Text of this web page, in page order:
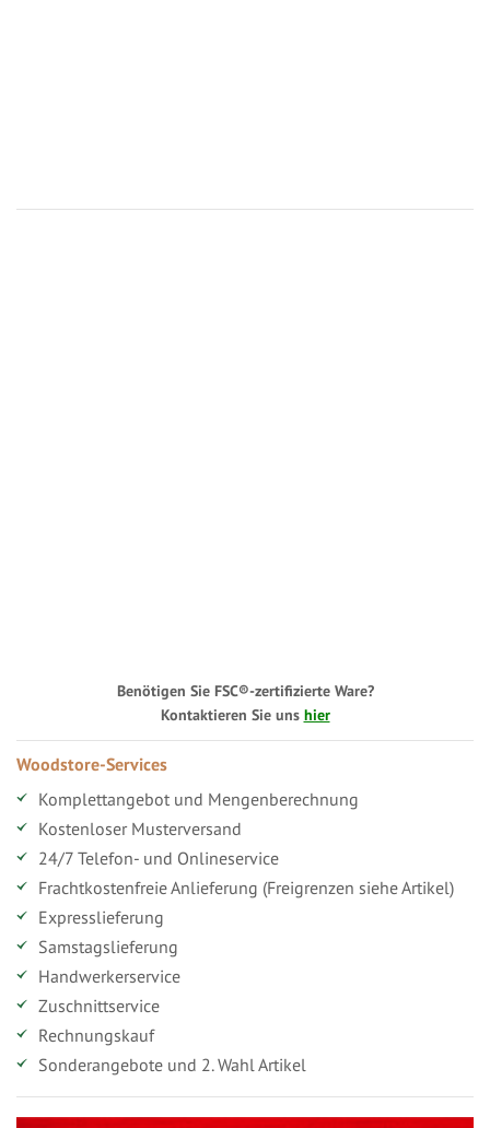
Benötigen Sie FSC®-zertifizierte Ware?
Kontaktieren Sie uns hier
Woodstore-Services
Komplettangebot und Mengenberechnung
Kostenloser Musterversand
24/7 Telefon- und Onlineservice
Frachtkostenfreie Anlieferung (Freigrenzen siehe Artikel)
Expresslieferung
Samstagslieferung
Handwerkerservice
Zuschnittservice
Rechnungskauf
Sonderangebote und 2. Wahl Artikel